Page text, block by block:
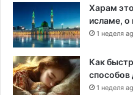
Харам
исламе, о
1 неделя
Как
способов
1 неделя